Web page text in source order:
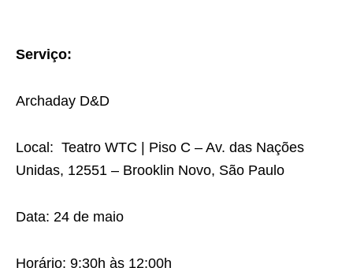
Serviço:
Archaday D&D
Local: Teatro WTC | Piso C – Av. das Nações
Unidas, 12551 – Brooklin Novo, São Paulo
Data: 24 de maio
Horário: 9:30h às 12:00h